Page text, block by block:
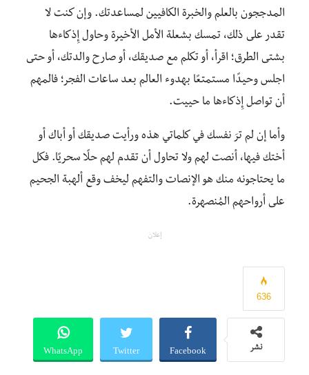
المدججون بالعلم والخبرة الكافيين لمساعدتك. وإن كنت لا
تقدر على ذلك، تمسك بشعلة الأمل الأخيرة وحاول إِذكاءها
بشتى الطرق؛ اقرأ، أو تكلم مع صديقك، أو صارح والدتك، أو حتى
اجلس وحيدًا مستمتعًا بهدوء العالم بعد ساعات الفجر؛ فالمهم
أن تواصل إِذكاءها ما حييت.
وأما إن لم ترَ نفسك في كلماتي هذه ورأيت صديقك أو أباك أو
أختك فيها، أنصت لهم ولا تحاول أن تقدم لهم حلًا سحريًا. فكل
ما يحتاجونه منك هو الإنصات والتفهم ليخف وقع ألهبة الجحيم
على أرواحهم المُنصهرة.
إعلان
636
نشر Facebook
Twitter
WhatsApp